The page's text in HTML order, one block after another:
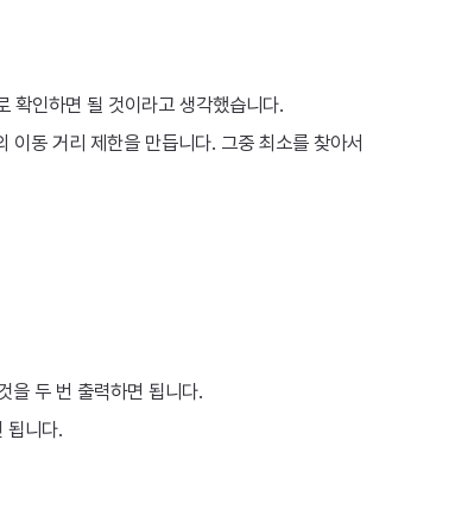
확인하면 될 것이라고 생각했습니다.
이동 거리 제한을 만듭니다. 그중 최소를 찾아서
을 두 번 출력하면 됩니다.
됩니다.